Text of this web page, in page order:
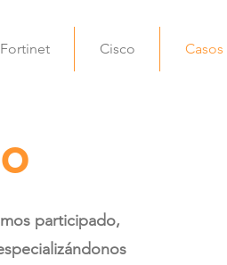
Fortinet Cisco
participado,